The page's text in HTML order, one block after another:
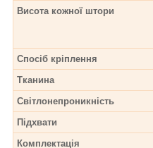
Висота кожної штори
Спосіб кріплення
Тканина
Світлонепроникність
Підхвати
Комплектація